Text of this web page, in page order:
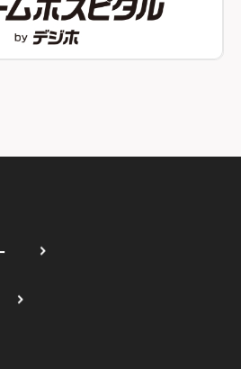
寺
プラーザ駅前
・向ヶ丘遊園
小杉